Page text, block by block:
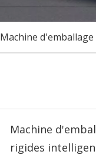
Machine
Machine
rigides